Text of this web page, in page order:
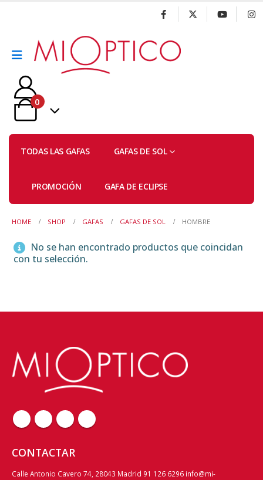
0
TODAS LAS GAFAS GAFAS DE SOL
PROMOCIÓN GAFA DE ECLIPSE
HOME SHOP GAFAS GAFAS DE SOL HOMBRE
No se han encontrado productos que coincidan
con tu selección.
CONTACTAR
Calle Antonio Cavero 74, 28043 Madrid 91 126 6296 info@mi-